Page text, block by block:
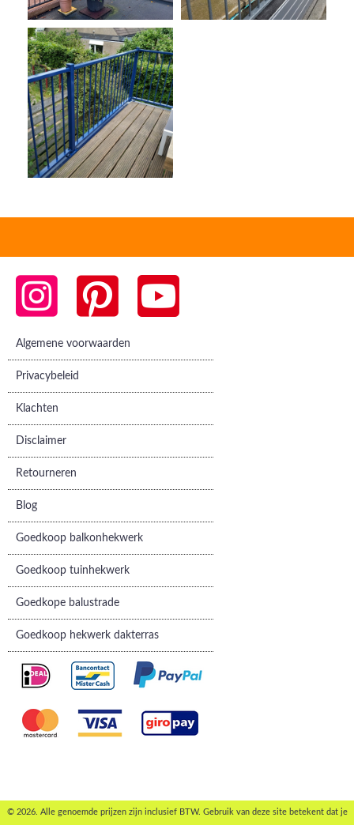
Algemene voorwaarden
Privacybeleid
Klachten
Disclaimer
Retourneren
Blog
Goedkoop balkonhekwerk
Goedkoop tuinhekwerk
Goedkope balustrade
Goedkoop hekwerk dakterras
© 2026. Alle genoemde prijzen zijn inclusief BTW. Gebruik van deze site betekent dat je